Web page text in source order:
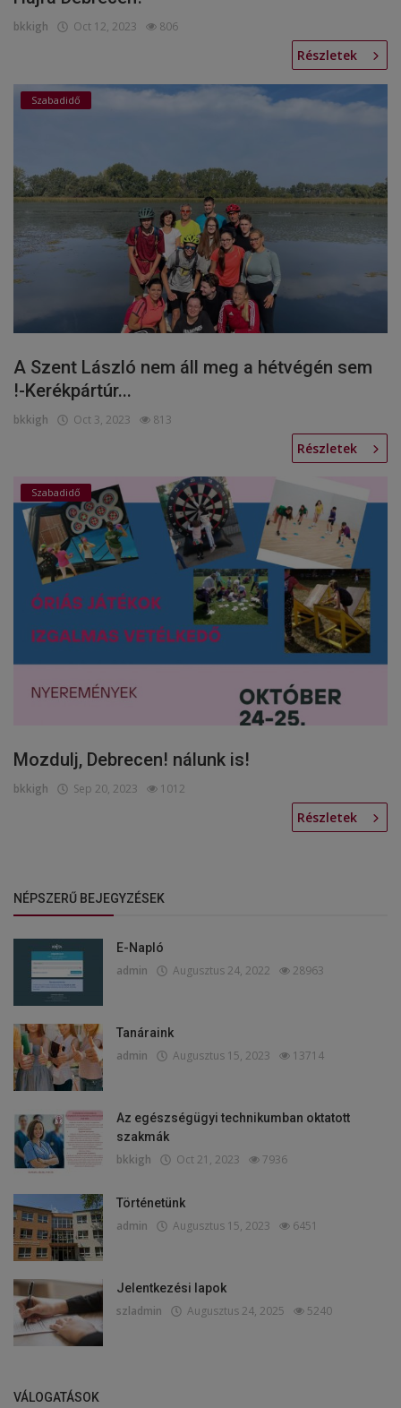
bkkigh Oct 12, 2023 806
Részletek
Szabadidő
A Szent László nem áll meg a hétvégén sem
!-Kerékpártúr...
bkkigh Oct 3, 2023 813
Részletek
Szabadidő
Mozdulj, Debrecen! nálunk is!
bkkigh Sep 20, 2023 1012
Részletek
NÉPSZERŰ BEJEGYZÉSEK
E-Napló
admin Augusztus 24, 2022 28963
Tanáraink
admin Augusztus 15, 2023 13714
Az egészségügyi technikumban oktatott
szakmák
bkkigh Oct 21, 2023 7936
Történetünk
admin Augusztus 15, 2023 6451
Jelentkezési lapok
szladmin Augusztus 24, 2025 5240
VÁLOGATÁSOK